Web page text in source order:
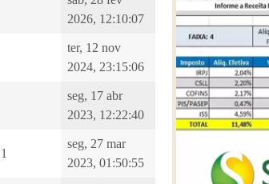
2026, 12:10:07
ter, 12 nov
2024, 23:15:06
seg, 17 abr
2023, 12:22:40
1
seg, 27 mar
2023, 01:50:55